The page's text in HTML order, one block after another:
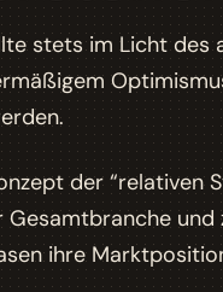
stets im Licht des
der “relativen
ihre